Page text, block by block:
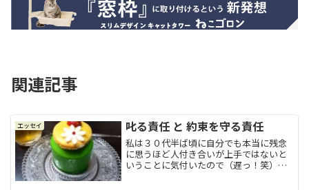
関連記事
エッセイ 叱る責任 と 約束を守る責任
私は３０代半ば頃に自分でも本当に残念
に思うほど人付き合いが上手ではないと
いうことに気付いたので（遅っ！笑）、